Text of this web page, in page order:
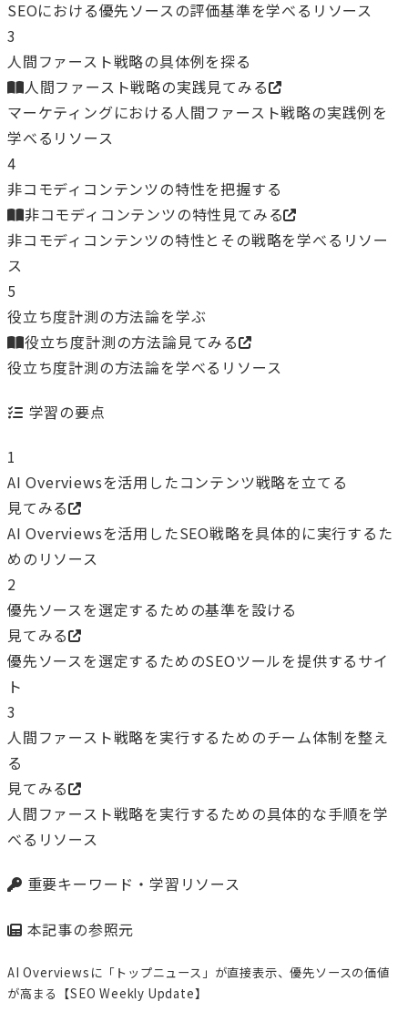
SEOにおける優先ソースの評価基準を学べるリソース
3
人間ファースト戦略の具体例を探る
人間ファースト戦略の実践見てみる
マーケティングにおける人間ファースト戦略の実践例を
学べるリソース
4
非コモディコンテンツの特性を把握する
非コモディコンテンツの特性 見てみる
非コモディコンテンツの特性とその戦略を学べるリソー
ス
5
役立ち度計測の方法論を学ぶ
役立ち度計測の方法論見てみる
役立ち度計測の方法論を学べるリソース
学習の要点
1
AI Overviewsを活用したコンテンツ戦略を立てる
見てみる
AI Overviewsを活用したSEO戦略を具体的に実行するた
めのリソース
2
優先ソースを選定するための基準を設ける
見てみる
優先ソースを選定するためのSEOツールを提供するサイ
ト
3
人間ファースト戦略を実行するためのチーム体制を整え
る
見てみる
人間ファースト戦略を実行するための具体的な手順を学
べるリソース
重要キーワード・学習リソース
本記事の参照元
AI Overviewsに「トップニュース」が直接表示、優先ソースの価値
が高まる【SEO Weekly Update】